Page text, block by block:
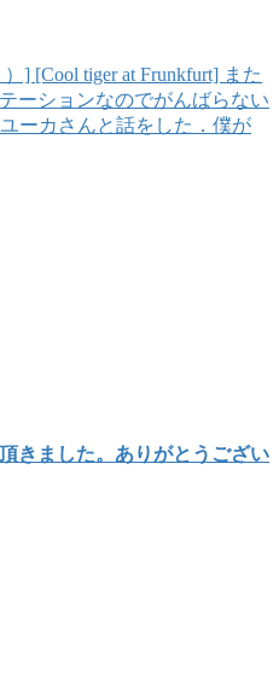
] [Cool tiger at Frunkfurt] また
ーションなのでがんばらない
ーカさんと話をした．僕が
きました。ありがとうござい